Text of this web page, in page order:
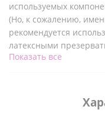
используемых
(Но, к сожалению,
рекомендуется
латексными
этот пробничек,
уже объем побольше.
Показать все